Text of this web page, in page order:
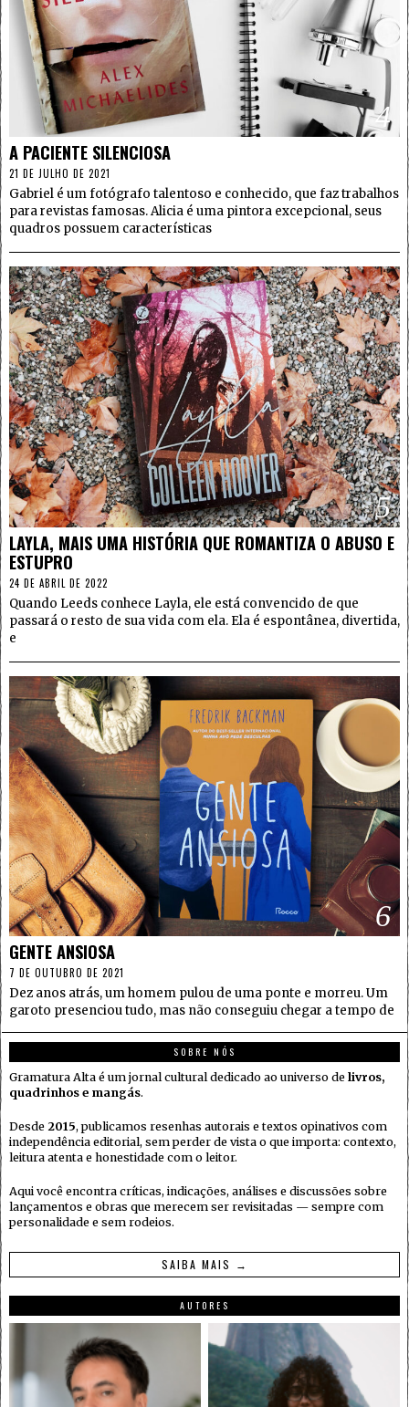
4
A PACIENTE SILENCIOSA
21 DE JULHO DE 2021
Gabriel é um fotógrafo talentoso e conhecido, que faz trabalhos
para revistas famosas. Alicia é uma pintora excepcional, seus
quadros possuem características
5
LAYLA, MAIS UMA HISTÓRIA QUE ROMANTIZA O ABUSO E
ESTUPRO
24 DE ABRIL DE 2022
Quando Leeds conhece Layla, ele está convencido de que
passará o resto de sua vida com ela. Ela é espontânea, divertida,
e
6
GENTE ANSIOSA
7 DE OUTUBRO DE 2021
Dez anos atrás, um homem pulou de uma ponte e morreu. Um
garoto presenciou tudo, mas não conseguiu chegar a tempo de
SOBRE NÓS
Gramatura Alta é um jornal cultural dedicado ao universo de livros,
quadrinhos e mangás.
Desde 2015, publicamos resenhas autorais e textos opinativos com
independência editorial, sem perder de vista o que importa: contexto,
leitura atenta e honestidade com o leitor.
Aqui você encontra críticas, indicações, análises e discussões sobre
lançamentos e obras que merecem ser revisitadas — sempre com
personalidade e sem rodeios.
SAIBA MAIS →
AUTORES